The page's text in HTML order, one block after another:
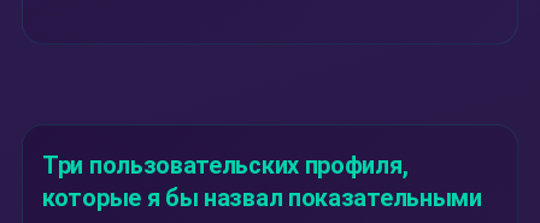
Три пользовательских профиля,
которые я бы назвал показательными